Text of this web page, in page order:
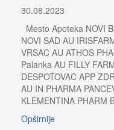
30.08.2023
Mesto Apoteka NOVI
NOVI SAD AU
VRSAC AU ATHOS
Palanka AU FILLY
DESPOTOVAC APP
AU IN PHARMA
KLEMENTINA PHARM
Opširnije